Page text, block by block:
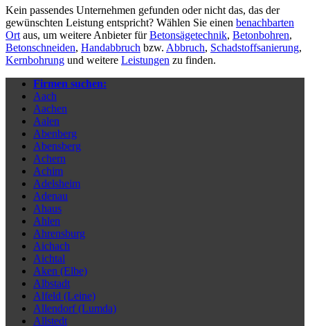
Kein passendes Unternehmen gefunden oder nicht das, das der
gewünschten Leistung entspricht? Wählen Sie einen benachbarten
Ort aus, um weitere Anbieter fürBetonsägetechnik, Betonbohren,
Betonschneiden, Handabbruch bzw. Abbruch, Schadstoffsanierung,
Kernbohrung und weitere Leistungen zu finden.
Firmen suchen:
Aach
Aachen
Aalen
Abenberg
Abensberg
Achern
Achim
Adelsheim
Adenau
Ahaus
Ahlen
Ahrensburg
Aichach
Aichtal
Aken (Elbe)
Albstadt
Alfeld (Leine)
Allendorf (Lumda)
Allstedt